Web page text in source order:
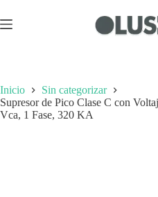
Inicio
Sin categorizar
Supresor de Pico Clase C con
Vca, 1 Fase, 320 KA